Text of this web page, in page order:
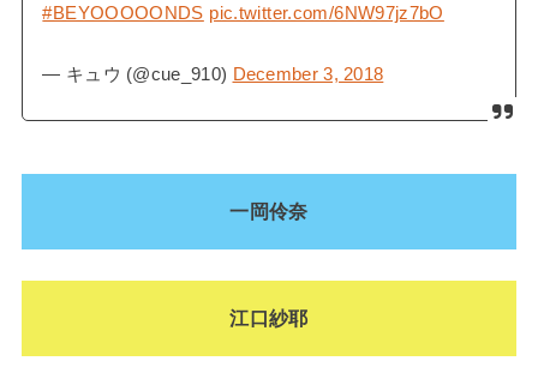
#BEYOOOOONDS pic.twitter.com/6NW97jz7bO
— キュウ (@cue_910) December 3, 2018
一岡伶奈
江口紗耶